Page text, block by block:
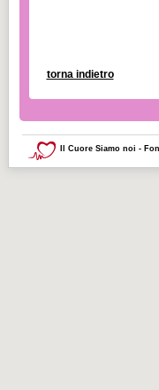
torna indietro
Il Cuore Siamo noi -